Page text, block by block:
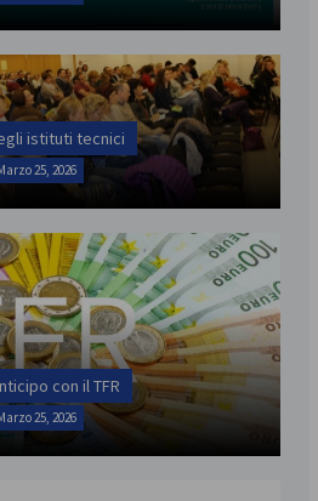
istituti tecnici
25, 2026
con il TFR
25, 2026